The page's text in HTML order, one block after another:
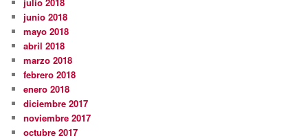
junio 2018
mayo 2018
abril 2018
marzo 2018
febrero 2018
enero 2018
diciembre 2017
noviembre 2017
octubre 2017